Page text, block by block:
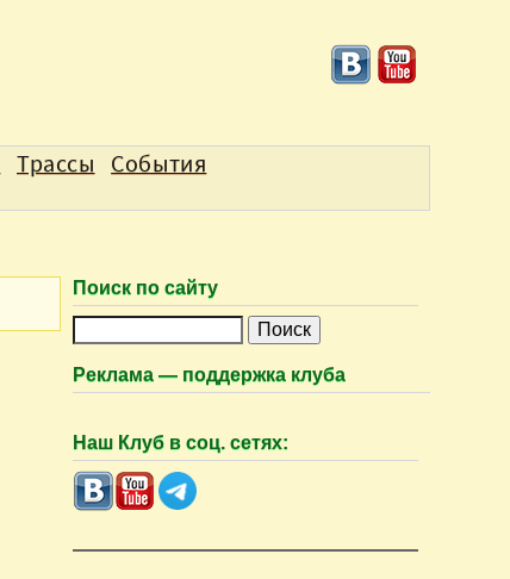
Трассы События
Поиск по сайту
и
к
Реклама — поддержка клуба
Наш Клуб в соц. сетях: